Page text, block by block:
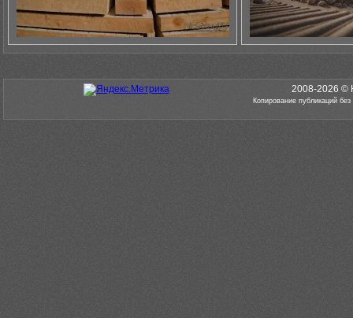
2008-2026 ©
Копирование публикаций